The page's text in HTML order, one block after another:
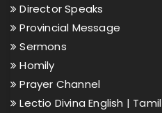
Director Speaks
Provincial Message
Sermons
Homily
Prayer Channel
Lectio Divina English | Tamil